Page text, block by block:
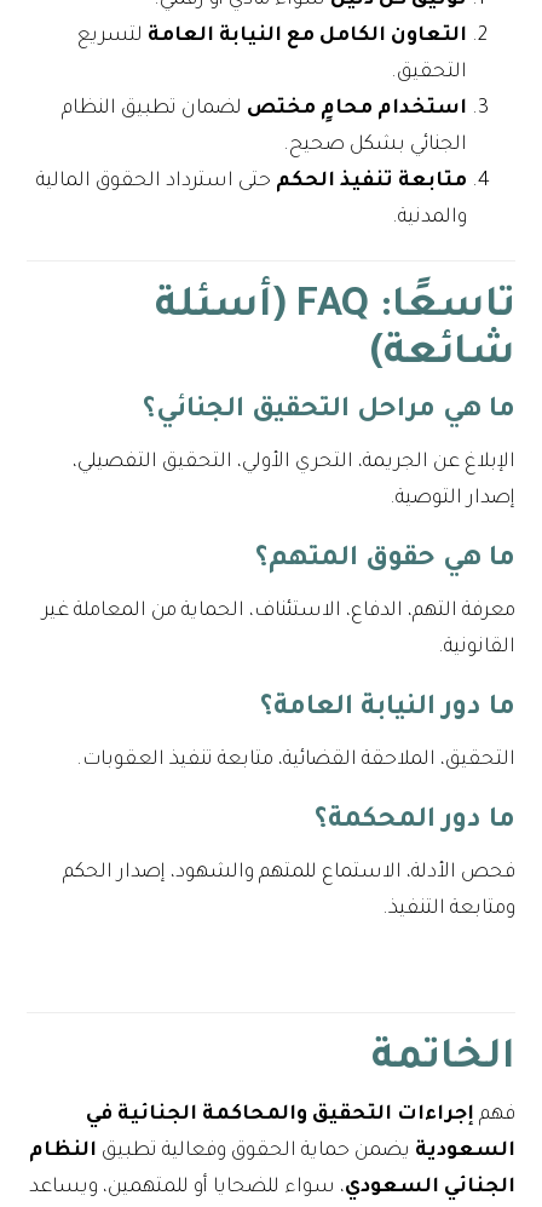
التعاون الكامل مع النيابة العامة لتسريع
التحقيق.
استخدام محامٍ مختص لضمان تطبيق النظام
الجنائي بشكل صحيح.
متابعة تنفيذ الحكم حتى استرداد الحقوق المالية
والمدنية.
تاسعًا: FAQ (أسئلة
شائعة)
ما هي مراحل التحقيق الجنائي؟
الإبلاغ عن الجريمة، التحري الأولي، التحقيق التفصيلي،
إصدار التوصية.
ما هي حقوق المتهم؟
معرفة التهم، الدفاع، الاستئناف، الحماية من المعاملة غير
القانونية.
ما دور النيابة العامة؟
التحقيق، الملاحقة القضائية، متابعة تنفيذ العقوبات.
ما دور المحكمة؟
فحص الأدلة، الاستماع للمتهم والشهود، إصدار الحكم
ومتابعة التنفيذ.
الخاتمة
فهم إجراءات التحقيق والمحاكمة الجنائية في
السعودية يضمن حماية الحقوق وفعالية تطبيق النظام
الجنائي السعودي، سواء للضحايا أو للمتهمين، ويساعد